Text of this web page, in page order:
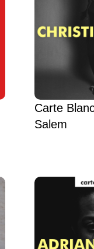
Carte
Salem